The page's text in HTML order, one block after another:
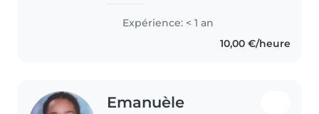
attention et bienveillance. Je
peux aider avec les devoirs, les
jeux et les tâches ménagères. Je..
Expérience: < 1 an
10,00 €/heure
Emanuèle